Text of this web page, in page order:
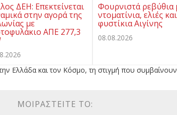
ΔΕΗ: Επεκτείνεται
στην αγορά της
με
ΑΠΕ 277,3
Φουρνιστά ρεβύθια
ντοματίνια, ελιές και
φυστίκια Αιγίνης
08.08.2026
Ελλάδα και τον Κόσμο, τη στιγμή που
ΜΟΙΡΑΣΤΕΊΤΕ ΤΟ: